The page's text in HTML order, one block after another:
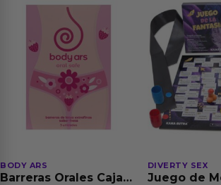
BODY ARS
Barreras Orales Caja
DIVERTY SEX
Juego de